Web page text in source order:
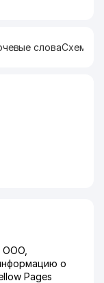
словаСхема
ООО,
о
Pages